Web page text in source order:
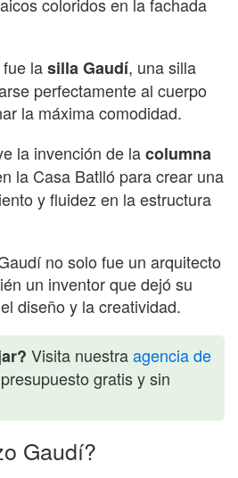
lasilla Gaudí, una silla
perfectamente al cuerpo
la máxima comodidad.
la invención de lacolumna
la Casa Batlló para crear una
y fluidez en la estructura
no solo fue un arquitecto
un inventor que dejó su
diseño y la creatividad.
Visita nuestraagencia de
gratis y sin
Gaudí?